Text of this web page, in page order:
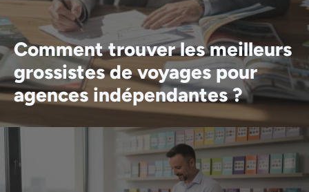
Comment trouver les meilleurs
grossistes de voyages pour
agences indépendantes ?